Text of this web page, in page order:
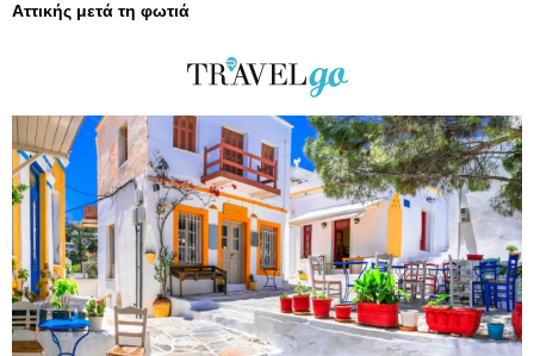
Αττικής μετά τη φωτιά